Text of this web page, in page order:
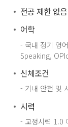
전공 제한 없음
어학
- 국내 정기 영
Speaking,
신체조건
- 기내 안전 및
시력
- 교정시력 1.0